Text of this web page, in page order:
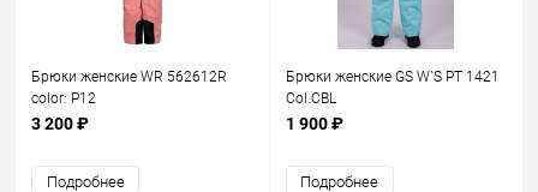
Брюки женские WR 562612R
color: P12
3 200 ₽
Подробнее
Брюки женские GS W`S PT 1421
Col.CBL
1 900 ₽
Подробнее